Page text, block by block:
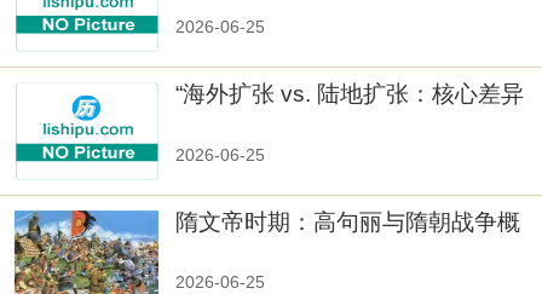
2026-06-25
“海外扩张 vs. 陆地扩张：核心差异
2026-06-25
隋文帝时期：高句丽与隋朝战争概
2026-06-25